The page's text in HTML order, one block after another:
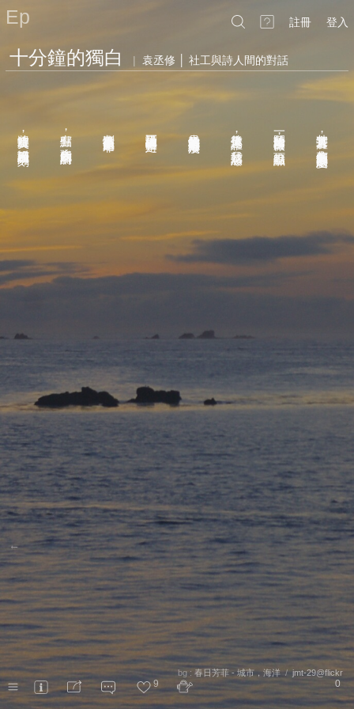
Ep 註冊 登入
十分鐘的獨白 | 袁丞修 │ 社工與詩人間的對話
，
有你的空氣是淡定的戀愛
，
，
我是該頹廢
，
強人所難的無所謂
，
靜謐就用石頭雕刻
←
bg : 春日芳菲 - 城市，海洋/jmt-29@flickr
9 0